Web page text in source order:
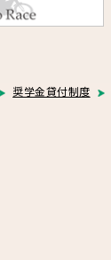
奨学金貸付制度